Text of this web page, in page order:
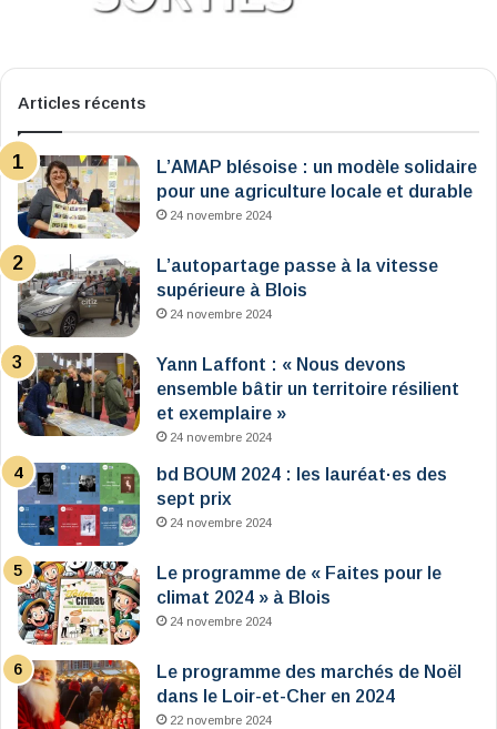
Articles récents
L’AMAP blésoise : un modèle solidaire
pour une agriculture locale et durable
24 novembre 2024
L’autopartage passe à la vitesse
supérieure à Blois
24 novembre 2024
Yann Laffont : « Nous devons
ensemble bâtir un territoire résilient
et exemplaire »
24 novembre 2024
bd BOUM 2024 : les lauréat·es des
sept prix
24 novembre 2024
Le programme de « Faites pour le
climat 2024 » à Blois
24 novembre 2024
Le programme des marchés de Noël
dans le Loir-et-Cher en 2024
22 novembre 2024